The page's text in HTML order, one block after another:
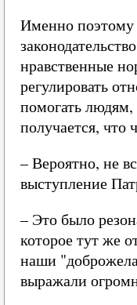
Именно поэтому
нравственные
регулировать
помогать
получается, что
– Вероятно, не
выступление
– Это было
которое тут же
наши
выражали